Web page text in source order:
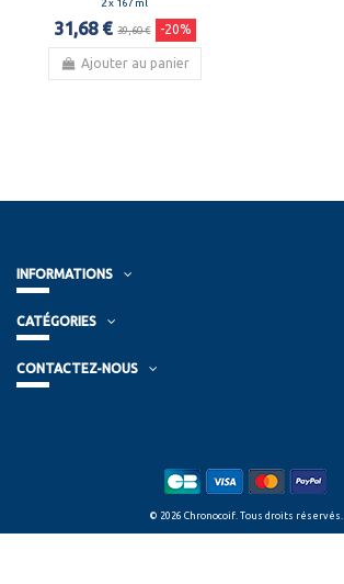
2 x 167 ml
31,68 € 39,60 € -20%
Ajouter au panier
INFORMATIONS
CATÉGORIES
CONTACTEZ-NOUS
© 2026 Chronocoif. Tous droits réservés.